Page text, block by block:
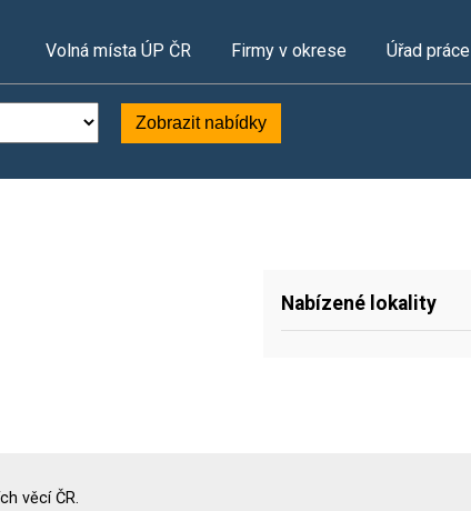
Volná místa ÚP ČR Firmy v okrese Úřad práce
Zobrazit nabídky
Nabízené lokality
věcí ČR.